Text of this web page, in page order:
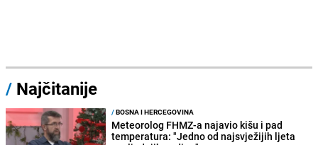
/ Najčitanije
/BOSNA I HERCEGOVINA
Meteorolog FHMZ-a najavio kišu i pad
temperatura: "Jedno od najsvježijih ljeta